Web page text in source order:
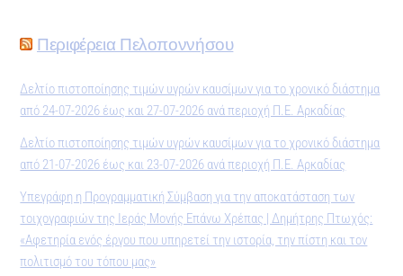
Περιφέρεια Πελοποννήσου
Δελτίο πιστοποίησης τιμών υγρών καυσίμων για το χρονικό διάστημα
από 24-07-2026 έως και 27-07-2026 ανά περιοχή Π.Ε. Αρκαδίας
Δελτίο πιστοποίησης τιμών υγρών καυσίμων για το χρονικό διάστημα
από 21-07-2026 έως και 23-07-2026 ανά περιοχή Π.Ε. Αρκαδίας
Υπεγράφη η Προγραμματική Σύμβαση για την αποκατάσταση των
τοιχογραφιών της Ιεράς Μονής Επάνω Χρέπας | Δημήτρης Πτωχός:
«Αφετηρία ενός έργου που υπηρετεί την ιστορία, την πίστη και τον
πολιτισμό του τόπου μας»